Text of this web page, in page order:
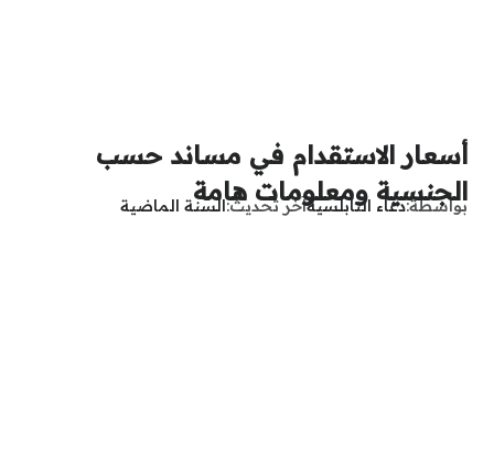
أسعار الاستقدام في مساند حسب
الجنسية ومعلومات هامة
بواسطةدعاء النابلسيةآخر تحديثالسنة الماضية